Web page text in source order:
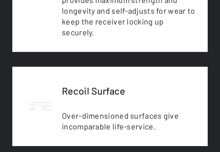
longevity and self-adjusts for wear to
keep the receiver locking up
securely.
Recoil Surface
Over-dimensioned surfaces give
incomparable life-service.